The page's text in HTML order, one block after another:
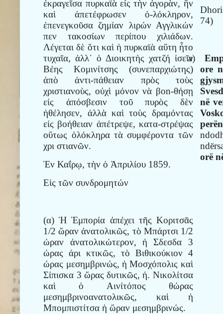
ἐκραγεῖσα πυρκαϊὰ εἰς τὴν ἀγορὰν, ἣν
καὶ ἀπετέφρωσεν ὁ-λόκληρον,
ἐπενεγκοῦσα ζημίαν λιρών Αγγλικών
πεν τακοσίων περίπου χιλιάδων.
Λέγεται δὲ ὅτι καὶ ἡ πυρκαϊὰ αὕτη ἦτο
τυχαῖα, ἀλλ᾿ ὁ Διοικητὴς χατζή ἰσεῖν
Βέης Κομινίτσης (συνεπαρχιώτης)
ἀπὸ ἀντι-πάθειαν πρὸς τοὺς
χριστιανοὺς, οὐχὶ μόνον νὰ βοn-θήσῃ
εἰς ἀπόσβεσιν τοῦ πυρὸς δὲν
ἠθέλησεν, ἀλλὰ καὶ τοὺς δραμόντας
εἰς βοήθειαν ἀπέτρεψε, κατα-στρέψας
οὕτως ὁλόκληρα τὰ συμφέροντα τῶν
χρι στιανῶν.
Ἐν Καΐρῳ, τὴν ὁ Ἀπριλίου 1859.
Εἰς τῶν συνδρομητών
(α) Ἡ Ἐμπορία ἀπέχει τῆς Κοριτσᾶς
1/2 ὥραν ἀνατολικῶς, τὸ Μπάρτσι 1/2
ώραν ἀνατολικώτερον, ή Σδεσδα 3
ώρας ἀρι κτικῶς, τὸ Βιθικούκιον 4
ώρας μεσημβρινώς, ἡ Μοσχόπολις καὶ
Σίπισκα 3 ὥρας δυτικῶς, ή. Νικολίτσα
καὶ ὁ Αινίτόπος θώρας
μεσημβρινοανατολικῶς, καὶ ἡ
Μπομπιστίτσα ἡ ὥραν μεσημβρινώς.
74)
a)
ore
në
orë